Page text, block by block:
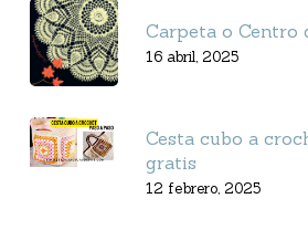
Carpeta o Centro
16 abril, 2025
Cesta cubo a
gratis
12 febrero, 2025